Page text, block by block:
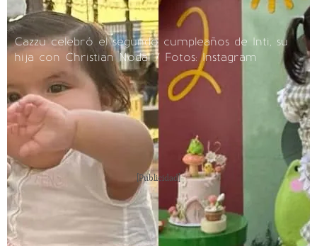
Cazzu celebró el segundo cumpleaños de Inti, su
hija con Christian Nodal / Fotos: Instagram
[Publicidad]